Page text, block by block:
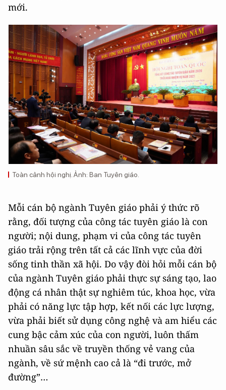
mới.
Toàn cảnh hội nghị. Ảnh: Ban Tuyên giáo.
Mỗi cán bộ ngành Tuyên giáo phải ý thức rõ
rằng, đối tượng của công tác tuyên giáo là con
người; nội dung, phạm vi của công tác tuyên
giáo trải rộng trên tất cả các lĩnh vực của đời
sống tinh thần xã hội. Do vậy đòi hỏi mỗi cán bộ
của ngành Tuyên giáo phải thực sự sáng tạo, lao
động cá nhân thật sự nghiêm túc, khoa học, vừa
phải có năng lực tập hợp, kết nối các lực lượng,
vừa phải biết sử dụng công nghệ và am hiểu các
cung bậc cảm xúc của con người, luôn thấm
nhuần sâu sắc về truyền thống vẻ vang của
ngành, về sứ mệnh cao cả là “đi trước, mở
đường”…